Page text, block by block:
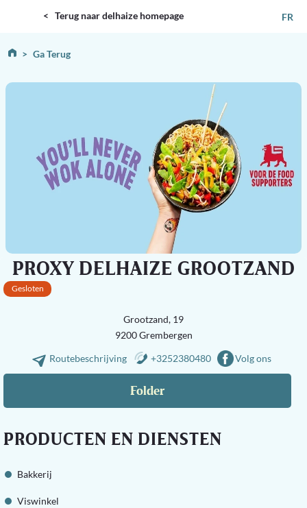
< Terug naar delhaize homepage FR
Ga Terug
PROXY DELHAIZE GROOTZAND
Gesloten
Grootzand, 19
9200 Grembergen
Routebeschrijving
+3252380480 Volg ons
Folder
PRODUCTEN EN DIENSTEN
Bakkerij
Viswinkel